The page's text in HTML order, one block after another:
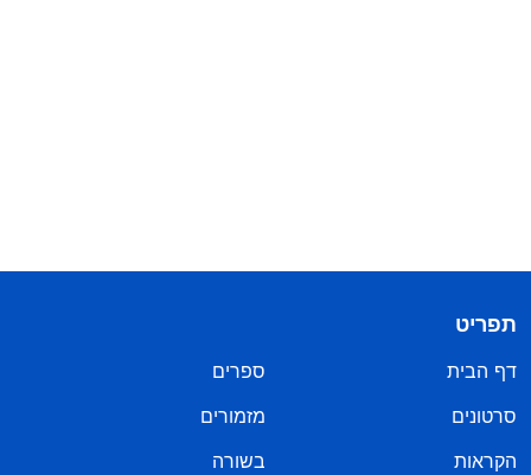
תפריט
דף הבית
ספרים
סרטונים
מזמורים
הקראות
בשורה